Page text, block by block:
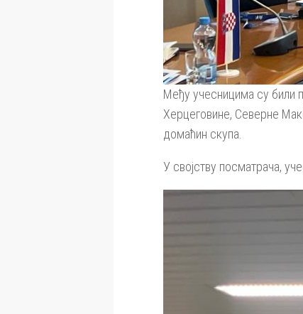
Међу учесницима су били
Херцеговине, Северне
домаћин скупа.
У својству посматрача,